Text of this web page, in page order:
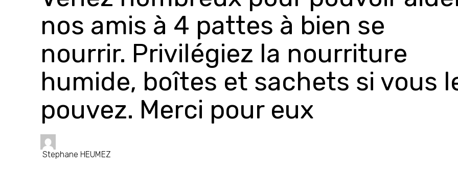
nos amis à 4 pattes à bien se
nourrir. Privilégiez la nourriture
humide, boîtes et sachets si vous
pouvez. Merci pour eux
Stephane HEUMEZ